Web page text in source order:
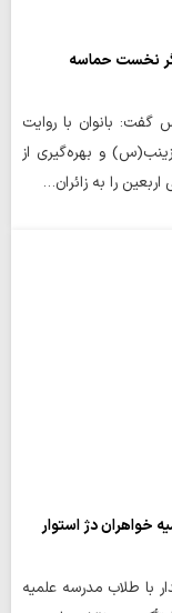
نخست حماسه
بانوان با روایت
و بهره‌گیری از
را به زائران…
خواهران دژ استوار
با طلاب مدرسه علمیه